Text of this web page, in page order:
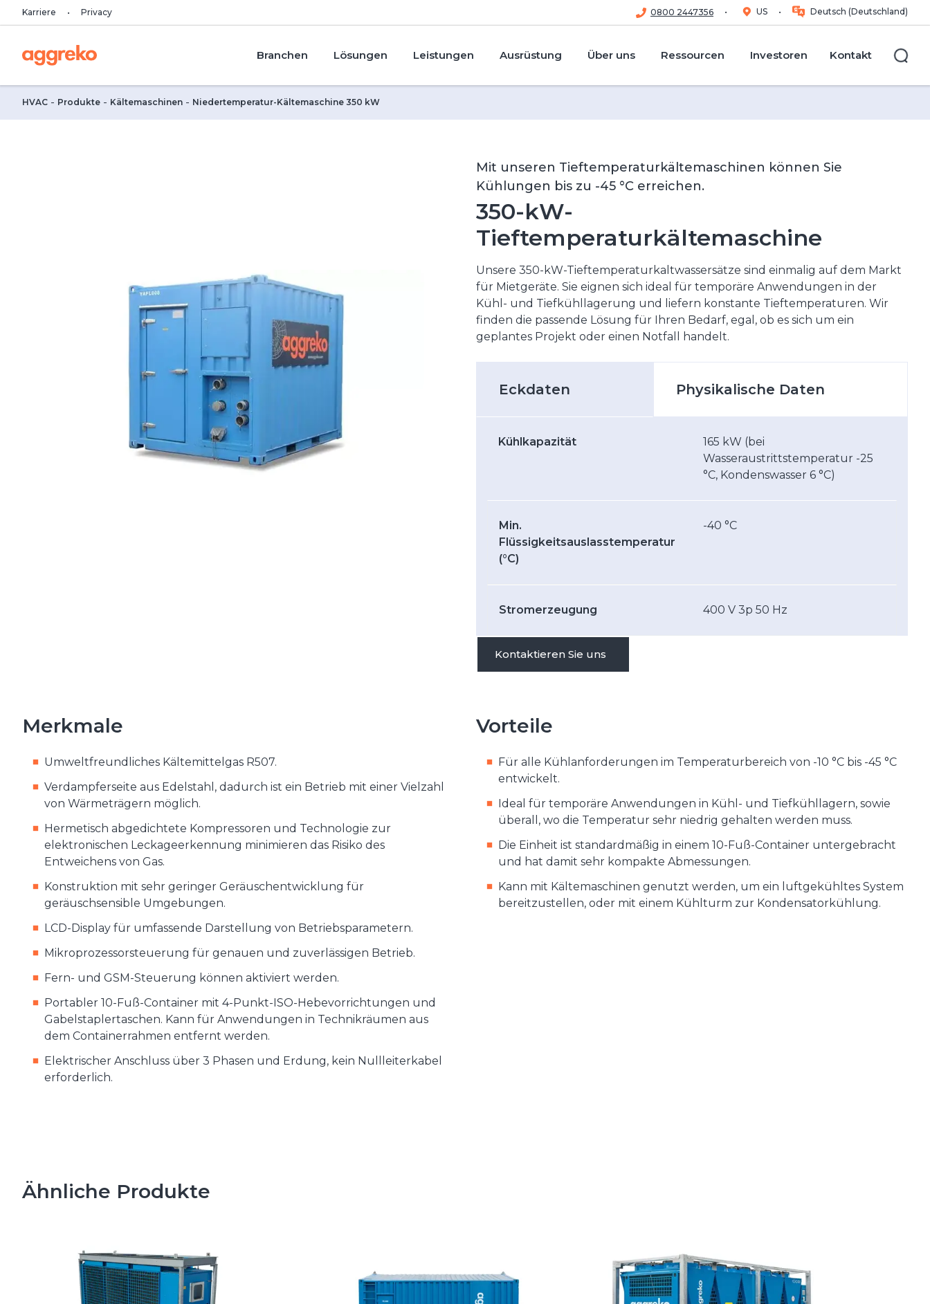
Karriere Privacy 0800 2447356 US Deutsch (Deutschland)
Branchen Lösungen Leistungen Ausrüstung Über uns Ressourcen Investoren Kontakt
Niedertemperatur-Kältemaschine 350 kW
Kältemaschinen
Produkte
HVAC
Mit unseren Tieftemperaturkältemaschinen können Sie
Kühlungen bis zu -45 °C erreichen.
350-kW-
Tieftemperaturkältemaschine
Unsere 350-kW-Tieftemperaturkaltwassersätze sind einmalig auf dem Markt
für Mietgeräte. Sie eignen sich ideal für temporäre Anwendungen in der
Kühl- und Tiefkühllagerung und liefern konstante Tieftemperaturen. Wir
finden die passende Lösung für Ihren Bedarf, egal, ob es sich um ein
geplantes Projekt oder einen Notfall handelt.
Eckdaten Physikalische Daten
Kühlkapazität
165 kW (bei
Wasseraustrittstemperatur -25
°C, Kondenswasser 6 °C)
Min.
Flüssigkeitsauslasstemperatur
(°C)
-40 °C
Stromerzeugung 400 V 3p 50 Hz
Kontaktieren Sie uns
Merkmale
Umweltfreundliches Kältemittelgas R507.
Verdampferseite aus Edelstahl, dadurch ist ein Betrieb mit einer Vielzahl
von Wärmeträgern möglich.
Hermetisch abgedichtete Kompressoren und Technologie zur
elektronischen Leckageerkennung minimieren das Risiko des
Entweichens von Gas.
Konstruktion mit sehr geringer Geräuschentwicklung für
geräuschsensible Umgebungen.
LCD-Display für umfassende Darstellung von Betriebsparametern.
Mikroprozessorsteuerung für genauen und zuverlässigen Betrieb.
Fern- und GSM-Steuerung können aktiviert werden.
Portabler 10-Fuß-Container mit 4-Punkt-ISO-Hebevorrichtungen und
Gabelstaplertaschen. Kann für Anwendungen in Technikräumen aus
dem Containerrahmen entfernt werden.
Elektrischer Anschluss über 3 Phasen und Erdung, kein Nullleiterkabel
erforderlich.
Vorteile
Für alle Kühlanforderungen im Temperaturbereich von -10 °C bis -45 °C
entwickelt.
Ideal für temporäre Anwendungen in Kühl- und Tiefkühllagern, sowie
überall, wo die Temperatur sehr niedrig gehalten werden muss.
Die Einheit ist standardmäßig in einem 10-Fuß-Container untergebracht
und hat damit sehr kompakte Abmessungen.
Kann mit Kältemaschinen genutzt werden, um ein luftgekühltes System
bereitzustellen, oder mit einem Kühlturm zur Kondensatorkühlung.
Ähnliche Produkte